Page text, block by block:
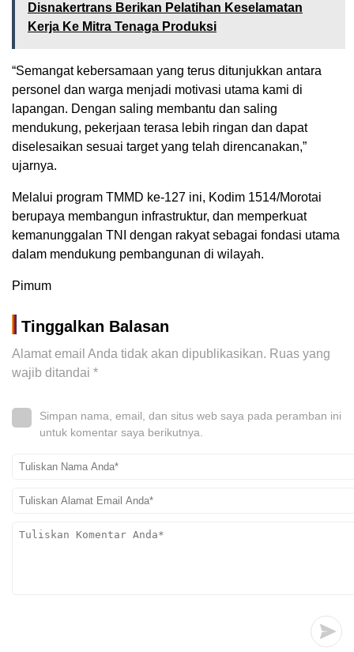
Disnakertrans Berikan Pelatihan Keselamatan
Kerja Ke Mitra Tenaga Produksi
“Semangat kebersamaan yang terus ditunjukkan antara
personel dan warga menjadi motivasi utama kami di
lapangan. Dengan saling membantu dan saling
mendukung, pekerjaan terasa lebih ringan dan dapat
diselesaikan sesuai target yang telah direncanakan,”
ujarnya.
Melalui program TMMD ke-127 ini, Kodim 1514/Morotai
berupaya membangun infrastruktur, dan memperkuat
kemanunggalan TNI dengan rakyat sebagai fondasi utama
dalam mendukung pembangunan di wilayah.
Pimum
Tinggalkan Balasan
Alamat email Anda tidak akan dipublikasikan. Ruas yang
wajib ditandai *
Simpan nama, email, dan situs web saya pada peramban ini
untuk komentar saya berikutnya.